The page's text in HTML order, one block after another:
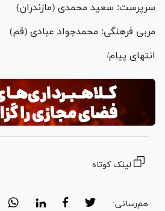
سرپرست: سعید محمدی (مازندران)
مربی فرهنگی: محمدجواد عبادی (قم)
انتهای پیام/
لینک کوتاه
هم‌رسانی: